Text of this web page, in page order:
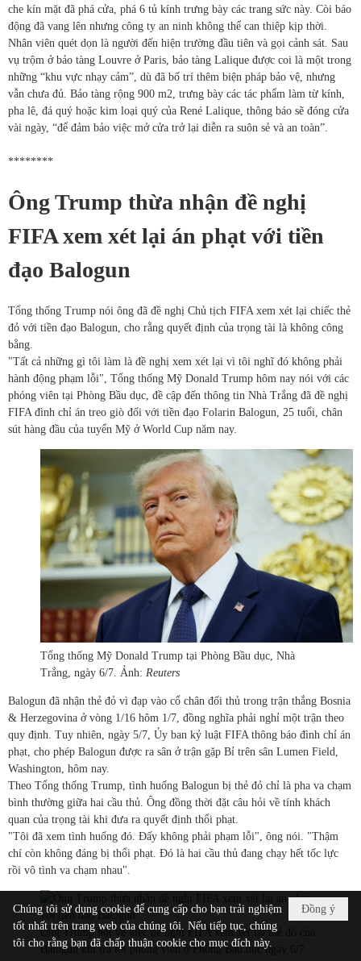
che kín mặt đã phá cửa, phá 6 tủ kính trưng bày các trang sức này. Còi báo
động đã vang lên nhưng công ty an ninh không thể can thiệp kịp thời.
Nhân viên quét dọn là người đến hiện trường đầu tiên và gọi cảnh sát. Sau
vụ trộm ở bảo tàng Louvre ở Paris, bảo tàng Lalique được coi là một trong
những “khu vực nhạy cảm”, dù đã bố trí thêm biện pháp bảo vệ, nhưng
vẫn chưa đủ. Bảo tàng rộng 900 m2, trưng bày các tác phẩm làm từ kính,
pha lê, đá quý hoặc kim loại quý của René Lalique, thông báo sẽ đóng cửa
vài ngày, “để đảm bảo việc mở cửa trở lại diễn ra suôn sẻ và an toàn”.
********
Ông Trump thừa nhận đề nghị
FIFA xem xét lại án phạt với tiền
đạo Balogun
Tổng thống Trump nói ông đã đề nghị Chủ tịch FIFA xem xét lại chiếc thẻ
đỏ với tiền đạo Balogun, cho rằng quyết định của trọng tài là không công
bằng.
"Tất cả những gì tôi làm là đề nghị xem xét lại vì tôi nghĩ đó không phải
hành động phạm lỗi", Tổng thống Mỹ Donald Trump hôm nay nói với các
phóng viên tại Phòng Bầu dục, đề cập đến thông tin Nhà Trắng đã đề nghị
FIFA đình chỉ án treo giò đối với tiền đạo Folarin Balogun, 25 tuổi, chân
sút hàng đầu của tuyển Mỹ ở World Cup năm nay.
Tổng thống Mỹ Donald Trump tại Phòng Bầu dục, Nhà
Trắng, ngày 6/7. Ảnh: Reuters
Balogun đã nhận thẻ đỏ vì đạp vào cổ chân đối thủ trong trận thắng Bosnia
& Herzegovina ở vòng 1/16 hôm 1/7, đồng nghĩa phải nghỉ một trận theo
quy định. Tuy nhiên, ngày 5/7, Ủy ban kỷ luật FIFA thông báo đình chỉ án
phạt, cho phép Balogun được ra sân ở trận gặp Bỉ trên sân Lumen Field,
Washington, hôm nay.
Theo Tổng thống Trump, tình huống Balogun bị thẻ đỏ chỉ là pha va chạm
bình thường giữa hai cầu thủ. Ông đồng thời đặt câu hỏi về tính khách
quan của trọng tài khi đưa ra quyết định thổi phạt.
"Tôi đã xem tình huống đó. Đấy không phải phạm lỗi", ông nói. "Thậm
chí còn không đáng bị thổi phạt. Đó là hai cầu thủ đang chạy hết tốc lực
rồi vô tình va chạm nhau".
Ông Trump nói về việc đề nghị FIFA xem xét lại thẻ đỏ của
Balogun khi trả lời phóng viên ở Phòng Bầu dục ngày 6/7.
Đồng ý
Chúng tôi sử dụng cookie để cung cấp cho bạn trải nghiệm
tốt nhất trên trang web của chúng tôi. Nếu tiếp tục, chúng
tôi cho rằng bạn đã chấp thuận cookie cho mục đích này.